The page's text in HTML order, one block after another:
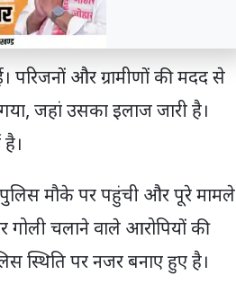
परिजनों और ग्रामीणों की मदद से
जहां उसका इलाज जारी है।
पुलिस मौके पर पहुंची और पूरे मामले
चलाने वाले आरोपियों की
स्थिति पर नजर बनाए हुए है।